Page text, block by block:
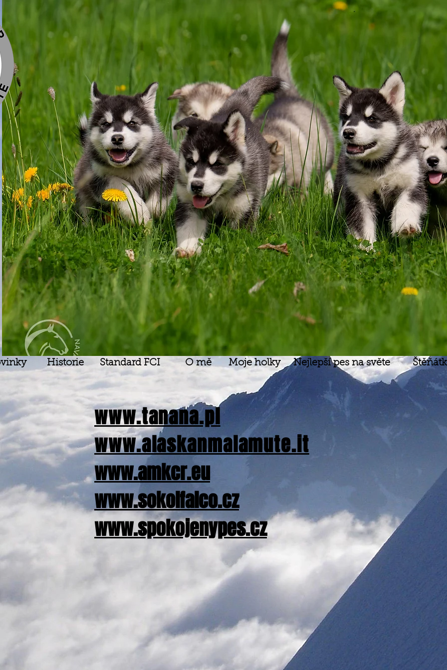
Historie Standard FCI O mě Moje holky Nejlepší pes na světe
www.tanana.pl
www.alaskanmalamute.it
www.amkcr.eu
www.sokolfalco.cz
www.spokojenypes.cz